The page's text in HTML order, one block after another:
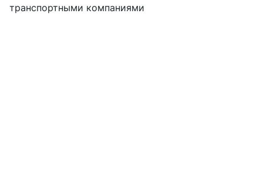
транспортными компаниями